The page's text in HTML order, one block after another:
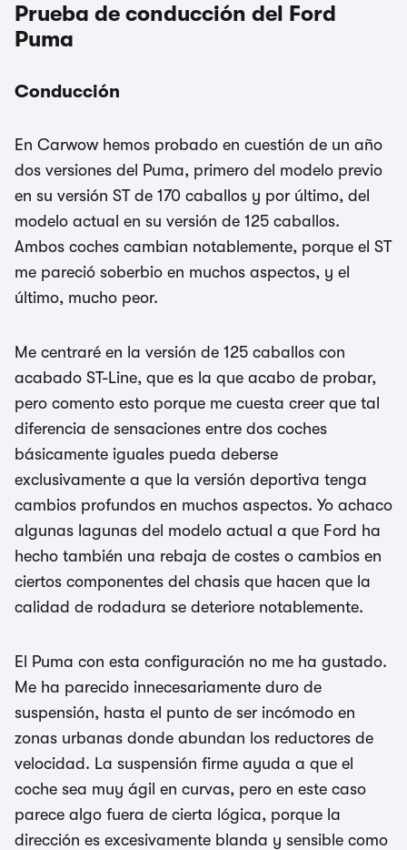
Prueba de conducción del Ford
Puma
Conducción
En Carwow hemos probado en cuestión de un año
dos versiones del Puma, primero del modelo previo
en su versión ST de 170 caballos y por último, del
modelo actual en su versión de 125 caballos.
Ambos coches cambian notablemente, porque el ST
me pareció soberbio en muchos aspectos, y el
último, mucho peor.
Me centraré en la versión de 125 caballos con
acabado ST-Line, que es la que acabo de probar,
pero comento esto porque me cuesta creer que tal
diferencia de sensaciones entre dos coches
básicamente iguales pueda deberse
exclusivamente a que la versión deportiva tenga
cambios profundos en muchos aspectos. Yo achaco
algunas lagunas del modelo actual a que Ford ha
hecho también una rebaja de costes o cambios en
ciertos componentes del chasis que hacen que la
calidad de rodadura se deteriore notablemente.
El Puma con esta configuración no me ha gustado.
Me ha parecido innecesariamente duro de
suspensión, hasta el punto de ser incómodo en
zonas urbanas donde abundan los reductores de
velocidad. La suspensión firme ayuda a que el
coche sea muy ágil en curvas, pero en este caso
parece algo fuera de cierta lógica, porque la
dirección es excesivamente blanda y sensible como